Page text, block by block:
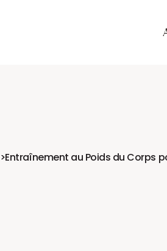
>Entraînement au Poids du Corps